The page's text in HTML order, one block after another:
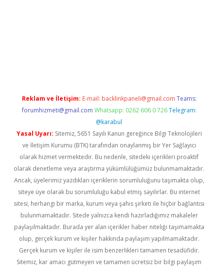
Reklam ve İletişim: E-mail: backlinkpaneli@gmail.com Teams:
forumhizmeti@gmail.com Whatsapp: 0262 606 0 726 Telegram:
@karabul
Yasal Uyarı: Sitemiz, 5651 Sayılı Kanun gereğince Bilgi Teknolojileri
ve İletişim Kurumu (BTK) tarafından onaylanmış bir Yer Sağlayıcı
olarak hizmet vermektedir. Bu nedenle, sitedeki içerikleri proaktif
olarak denetleme veya araştırma yükümlülüğümüz bulunmamaktadır.
Ancak, üyelerimiz yazdıkları içeriklerin sorumluluğunu taşımakta olup,
siteye üye olarak bu sorumluluğu kabul etmiş sayılırlar. Bu internet
sitesi, herhangi bir marka, kurum veya şahıs şirketi ile hiçbir bağlantısı
bulunmamaktadır. Sitede yalnızca kendi hazırladığımız makaleler
paylaşılmaktadır. Burada yer alan içerikler haber niteliği taşımamakta
olup, gerçek kurum ve kişiler hakkında paylaşım yapılmamaktadır.
Gerçek kurum ve kişiler ile isim benzerlikleri tamamen tesadüfidir.
Sitemiz, kar amacı gütmeyen ve tamamen ücretsiz bir bilgi paylaşım